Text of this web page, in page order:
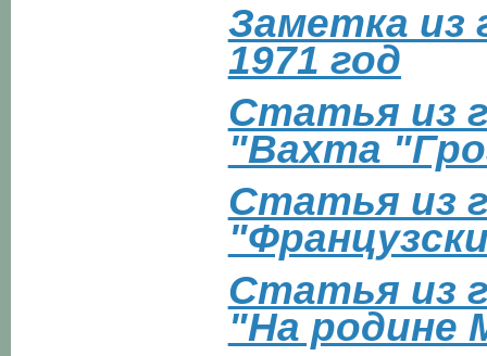
Заметка
1971 год
Статья из
"Вахта
Статья из
Статья из
"На родине